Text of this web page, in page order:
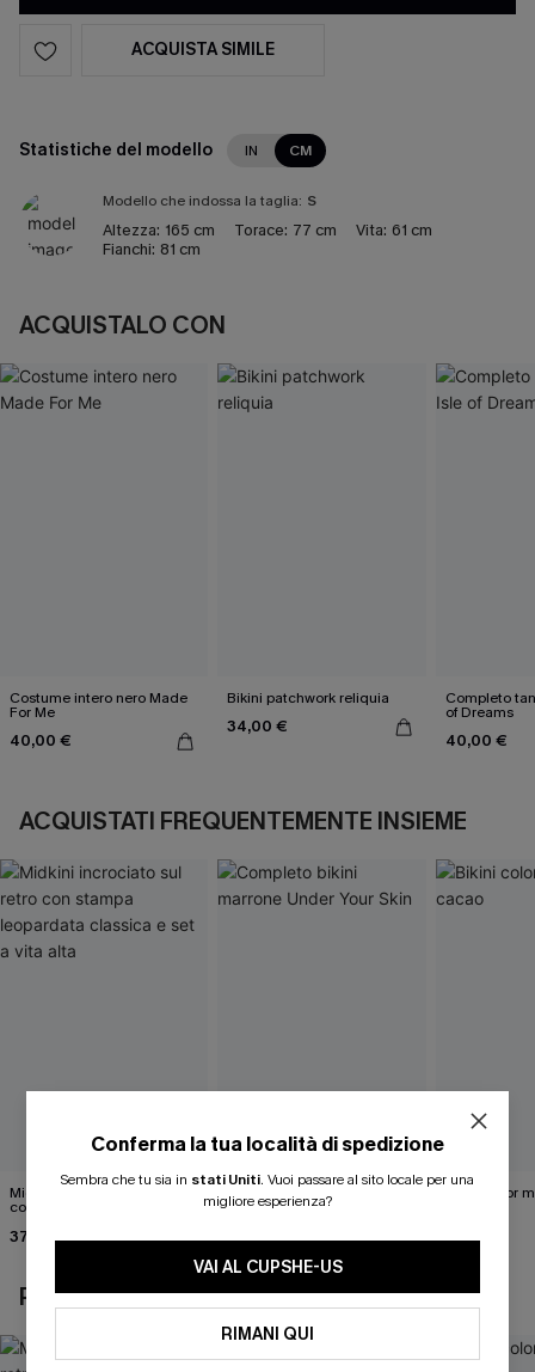
ACQUISTA SIMILE
Statistiche del modello IN CM
Modello che indossa la taglia: S
Altezza: 165 cm Torace: 77 cm Vita: 61 cm
Fianchi: 81 cm
ACQUISTALO CON
Costume intero nero Made
For Me
40,00 €
Bikini patchwork reliquia
34,00 €
Completo
of Dreams
40,00 €
ACQUISTATI FREQUENTEMENTE INSIEME
Midkini incrociato sul retro
con stampa leopardata
37,00 €
Completo bikini marrone
Under Your Skin
40,00 €
Bikini color
POTREBBE INTERESSARTI ANCHE
Conferma la tua località di spedizione
Sembra che tu sia in stati Uniti. Vuoi passare al sito locale per una
migliore esperienza?
VAI AL CUPSHE-US
RIMANI QUI